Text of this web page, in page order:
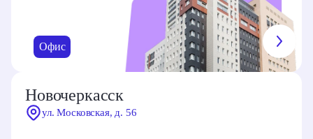
Офис
Новочеркасск
ул. Московская, д. 56